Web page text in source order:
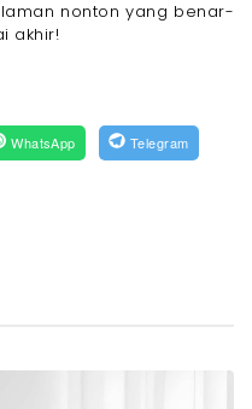
nonton yang benar-
akhir!
WhatsApp Telegram